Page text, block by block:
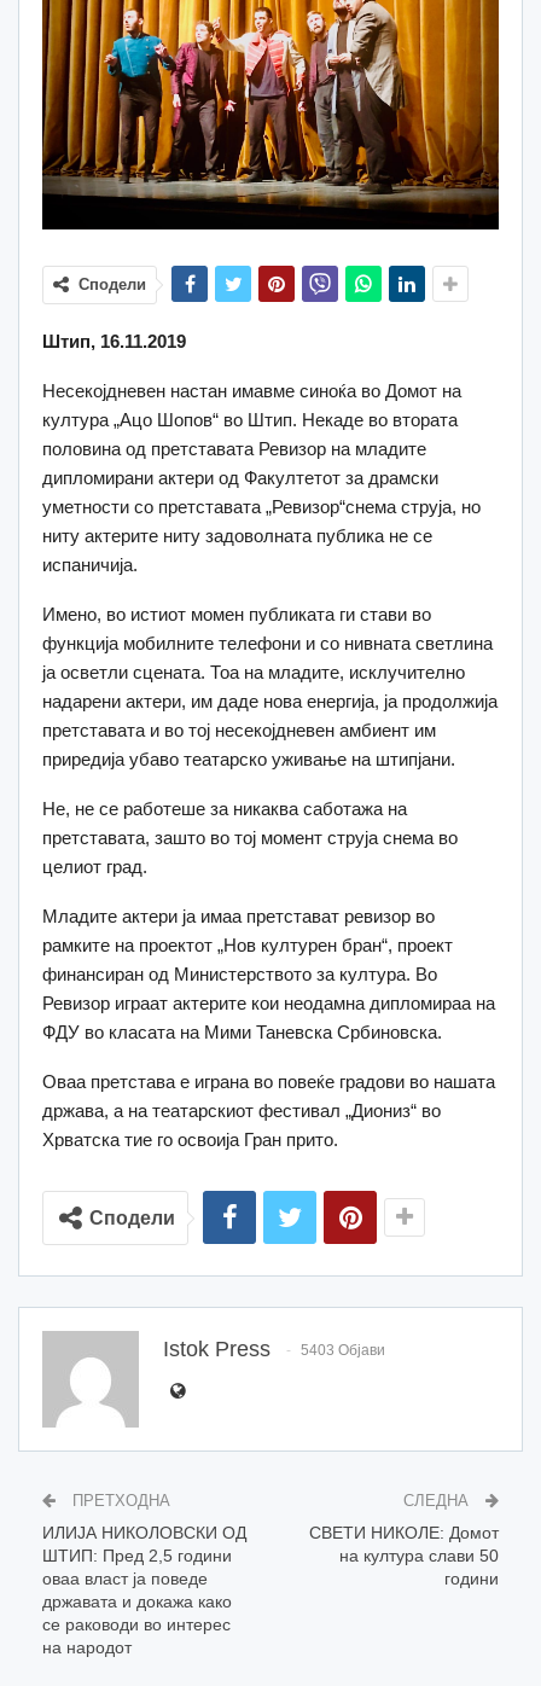
Сподели
Штип, 16.11.2019
Несекојдневен настан имавме синоќа во Домот на
култура „Ацо Шопов“ во Штип. Некаде во втората
половина од претставата Ревизор на младите
дипломирани актери од Факултетот за драмски
уметности со претставата „Ревизор“снема струја, но
ниту актерите ниту задоволната публика не се
испаничија.
Имено, во истиот момен публиката ги стави во
функција мобилните телефони и со нивната светлина
ја осветли сцената. Тоа на младите, исклучително
надарени актери, им даде нова енергија, ја продолжија
претставата и во тој несекојдневен амбиент им
приредија убаво театарско уживање на штипјани.
Не, не се работеше за никаква саботажа на
претставата, зашто во тој момент струја снема во
целиот град.
Младите актери ја имаа претстават ревизор во
рамките на проектот „Нов културен бран“, проект
финансиран од Министерството за култура. Во
Ревизор играат актерите кои неодамна дипломираа на
ФДУ во класата на Мими Таневска Србиновска.
Оваа претстава е играна во повеќе градови во нашата
држава, а на театарскиот фестивал „Диониз“ во
Хрватска тие го освоија Гран прито.
Сподели
Istok Press 5403 Објави
ПРЕТХОДНА
ИЛИЈА НИКОЛОВСКИ ОД
ШТИП: Пред 2,5 години
оваа власт ја поведе
државата и докажа како
се раководи во интерес
на народот
СЛЕДНА
СВЕТИ НИКОЛЕ: Домот
на култура слави 50
години